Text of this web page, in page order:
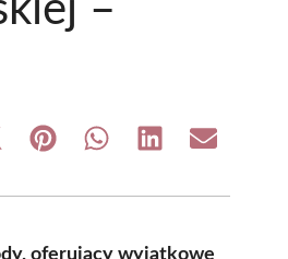
–
Share Share Share Share
oferujący wyjątkowe